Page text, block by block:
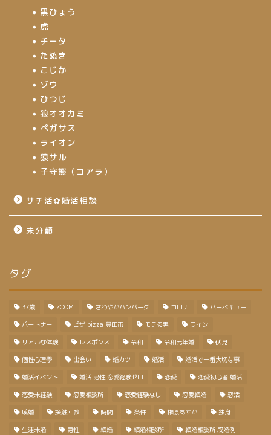
黒ひょう
虎
チータ
たぬき
こじか
ゾウ
ひつじ
狼オオカミ
ペガサス
ライオン
猿サル
子守熊（コアラ）
サチ活✿婚活相談
未分類
タグ
37歳 ZOOM さわやかハンバーグ コロナ バーベキュー
パートナー ピザ pizza 豊田市 モテる男 ライン
リアルな体験 レスポンス 令和 令和元年婚 伏見
個性心理學 出会い 婚カツ 婚活 婚活で一番大切な事
婚活イベント 婚活 男性 恋愛経験ゼロ 恋愛 恋愛初心者 婚活
恋愛未経験 恋愛相談所 恋愛経験なし 恋愛結婚 恋活
成婚 接触回数 時間 条件 榊原あすか 独身
生涯未婚 男性 結婚 結婚相談所 結婚相談所 成婚例